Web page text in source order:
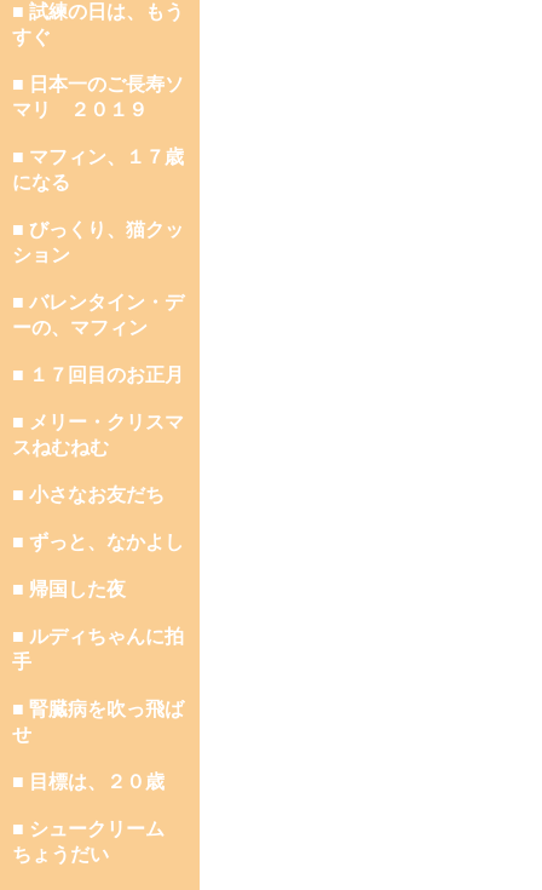
■ 試練の日は、もう
すぐ
■ 日本一のご長寿ソ
マリ ２０１９
■ マフィン、１７歳
になる
■ びっくり、猫クッ
ション
■ バレンタイン・デ
ーの、マフィン
■ １７回目のお正月
■ メリー・クリスマ
スねむねむ
■ 小さなお友だち
■ ずっと、なかよし
■ 帰国した夜
■ ルディちゃんに拍
手
■ 腎臓病を吹っ飛ば
せ
■ 目標は、２０歳
■ シュークリーム
ちょうだい